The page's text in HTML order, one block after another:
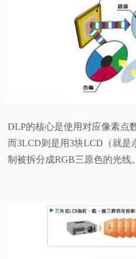
DLP的核心是使用对应像素点
而3LCD则是用3块LCD（就
制被拆分成RGB三原色的光线。